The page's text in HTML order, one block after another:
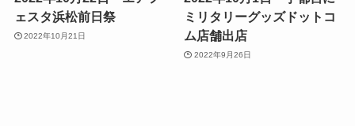
ェスタ浜松前日祭
2022年10月21日
ミリタリーグッズドットコ
ム店舗出店
2022年9月26日